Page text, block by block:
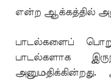
என்ற ஆக்கத்தில்
பாடல்களைப்
பாடல்களாக